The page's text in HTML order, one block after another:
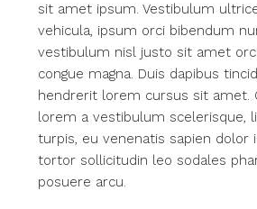
sit amet ipsum. Vestibulum
vehicula, ipsum orci bibendum
vestibulum nisl justo sit amet
congue magna. Duis dapibus
hendrerit lorem cursus sit amet.
lorem a vestibulum scelerisque,
turpis, eu venenatis sapien dolor
tortor sollicitudin leo sodales
posuere arcu.